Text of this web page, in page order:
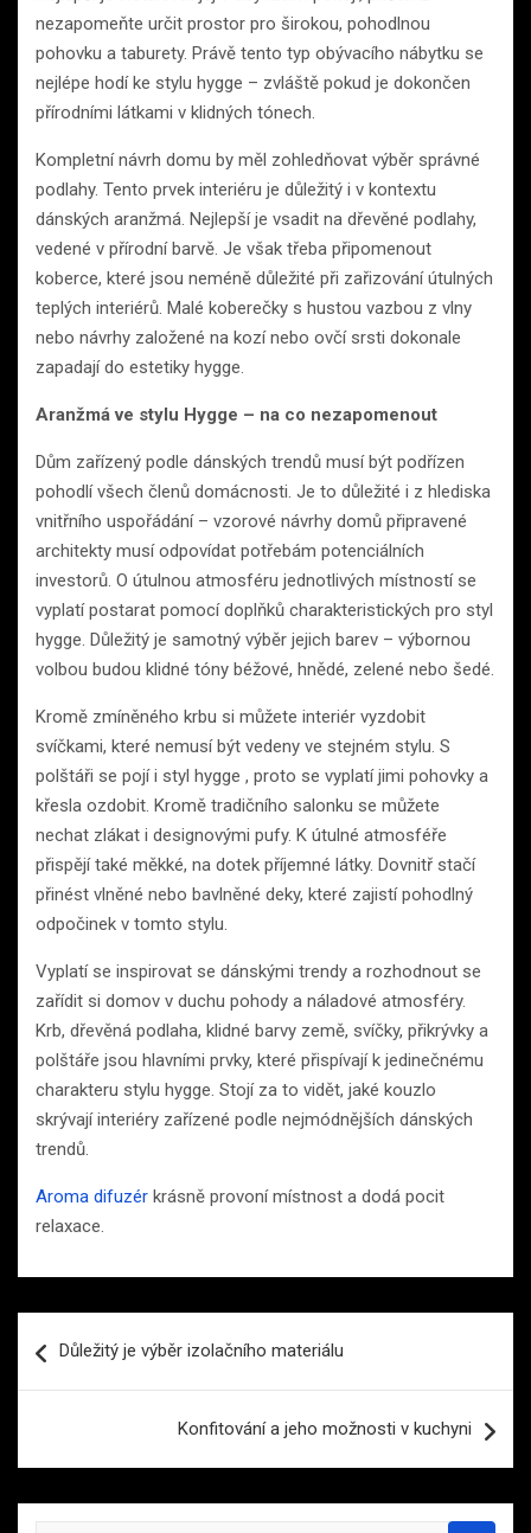
nezapomeňte určit prostor pro širokou, pohodlnou
pohovku a taburety. Právě tento typ obývacího nábytku se
nejlépe hodí ke stylu hygge – zvláště pokud je dokončen
přírodními látkami v klidných tónech.
Kompletní návrh domu by měl zohledňovat výběr správné
podlahy. Tento prvek interiéru je důležitý i v kontextu
dánských aranžmá. Nejlepší je vsadit na dřevěné podlahy,
vedené v přírodní barvě. Je však třeba připomenout
koberce, které jsou neméně důležité při zařizování útulných
teplých interiérů. Malé koberečky s hustou vazbou z vlny
nebo návrhy založené na kozí nebo ovčí srsti dokonale
zapadají do estetiky hygge.
Aranžmá ve stylu Hygge – na co nezapomenout
Dům zařízený podle dánských trendů musí být podřízen
pohodlí všech členů domácnosti. Je to důležité i z hlediska
vnitřního uspořádání – vzorové návrhy domů připravené
architekty musí odpovídat potřebám potenciálních
investorů. O útulnou atmosféru jednotlivých místností se
vyplatí postarat pomocí doplňků charakteristických pro styl
hygge. Důležitý je samotný výběr jejich barev – výbornou
volbou budou klidné tóny béžové, hnědé, zelené nebo šedé.
Kromě zmíněného krbu si můžete interiér vyzdobit
svíčkami, které nemusí být vedeny ve stejném stylu. S
polštáři se pojí i styl hygge , proto se vyplatí jimi pohovky a
křesla ozdobit. Kromě tradičního salonku se můžete
nechat zlákat i designovými pufy. K útulné atmosféře
přispějí také měkké, na dotek příjemné látky. Dovnitř stačí
přinést vlněné nebo bavlněné deky, které zajistí pohodlný
odpočinek v tomto stylu.
Vyplatí se inspirovat se dánskými trendy a rozhodnout se
zařídit si domov v duchu pohody a náladové atmosféry.
Krb, dřevěná podlaha, klidné barvy země, svíčky, přikrývky a
polštáře jsou hlavními prvky, které přispívají k jedinečnému
charakteru stylu hygge. Stojí za to vidět, jaké kouzlo
skrývají interiéry zařízené podle nejmódnějších dánských
trendů.
Aroma difuzér krásně provoní místnost a dodá pocit
relaxace.
proDůležitý je výběr izolačního materiálu
Konfitování a jeho možnosti v kuchyni